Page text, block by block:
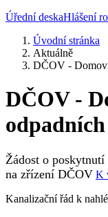
Úřední deskaHlášení
Úvodní stránka
Aktuálně
DČOV -
DČOV -
Žádost o
na zřízení DČOV K
Kanalizační řád k